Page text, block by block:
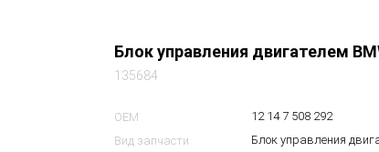
Блок управления двигателем
135684
OEM
12 14 7 508 292
Вид запчасти
Блок управления